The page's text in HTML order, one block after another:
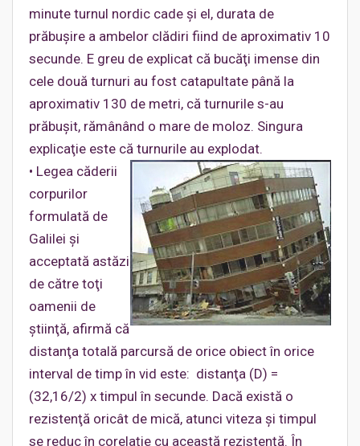
minute turnul nordic cade şi el, durata de
prăbuşire a ambelor clădiri fiind de aproximativ 10
secunde. E greu de explicat că bucăţi imense din
cele două turnuri au fost catapultate până la
aproximativ 130 de metri, că turnurile s-au
prăbuşit, rămânând o mare de moloz. Singura
explicaţie este că turnurile au explodat.
• Legea căderii
corpurilor
formulată de
Galilei şi
acceptată astăzi
de către toţi
oamenii de
ştiinţă, afirmă că
distanţa totală parcursă de orice obiect în orice
interval de timp în vid este: distanţa (D) =
(32,16/2) x timpul în secunde. Dacă există o
rezistenţă oricât de mică, atunci viteza şi timpul
se reduc în corelaţie cu această rezistenţă. În